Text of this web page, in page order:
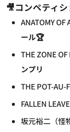
🎥コンペティ
ANATOMY
ール🏆
THE ZONE
ンプリ
THE POT-
FALLEN
坂元裕二（怪